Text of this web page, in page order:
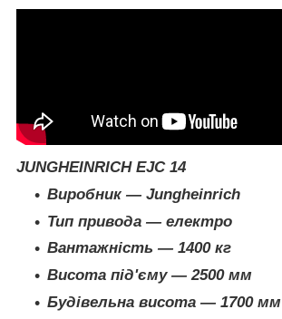
JUNGHEINRICH EJC 14
Виробник — Jungheinrich
Тип привода — електро
Вантажність — 1400 кг
Висота під'єму — 2500 мм
Будівельна висота — 1700 мм